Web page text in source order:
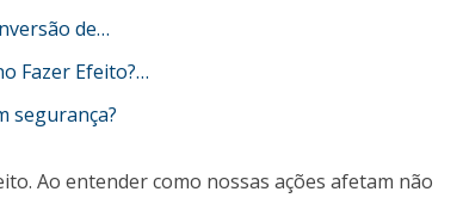
de…
Fazer Efeito?…
segurança?
Ao entender como nossas ações afetam não